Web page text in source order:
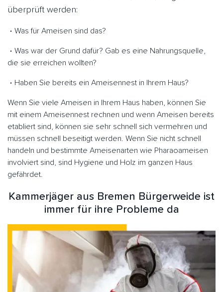
überprüft werden:
Was für Ameisen sind das?
Was war der Grund dafür? Gab es eine Nahrungsquelle,
die sie erreichen wollten?
Haben Sie bereits ein Ameisennest in Ihrem Haus?
Wenn Sie viele Ameisen in Ihrem Haus haben, können Sie
mit einem Ameisennest rechnen und wenn Ameisen bereits
etabliert sind, können sie sehr schnell sich vermehren und
müssen schnell beseitigt werden. Wenn Sie nicht schnell
handeln und bestimmte Ameisenarten wie Pharaoameisen
involviert sind, sind Hygiene und Holz im ganzen Haus
gefährdet.
Kammerjäger aus Bremen Bürgerweide ist
immer für ihre Probleme da